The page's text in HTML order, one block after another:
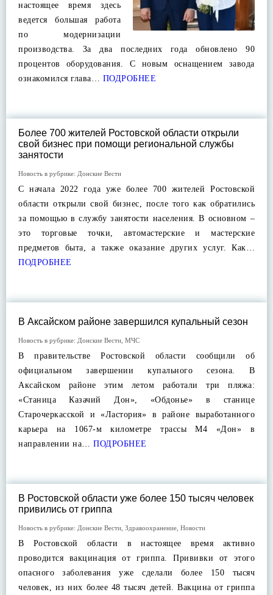
настоящее время здесь
ведется большая работа
по модернизации
производства. За два последних года обновлено 90
процентов оборудования. С новым оснащением завода
ознакомился глава… ПОДРОБНЕЕ
Более 700 жителей Ростовской области открыли
свой бизнес при помощи региональной службы
занятости
Новость в рубрике: Донские Вести
С начала 2022 года уже более 700 жителей Ростовской
области открыли свой бизнес, после того как обратились
за помощью в службу занятости населения. В основном –
это торговые точки, автомастерские и мастерские
предметов быта, а также оказание других услуг. Как…
ПОДРОБНЕЕ
В Аксайском районе завершился купальный сезон
Новость в рубрике: Донские Вести МЧС
В правительстве Ростовской области сообщили об
официальном завершении купального сезона. В
Аксайском районе этим летом работали три пляжа:
«Станица Казачий Дон», «Обдонье» в станице
Старочеркасской и «Ластория» в районе выработанного
карьера на 1067-м километре трассы М4 «Дон» в
направлении на… ПОДРОБНЕЕ
В Ростовской области уже более 150 тысяч человек
привились от гриппа
Новость в рубрике: Донские Вести Здравоохранение Новости
В Ростовской области в настоящее время активно
проводится вакцинация от гриппа. Прививки от этого
опасного заболевания уже сделали более 150 тысяч
человек, из них более 48 тысяч детей. Вакцина от гриппа